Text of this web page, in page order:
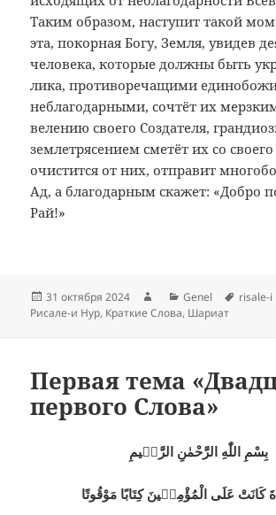
Таким образом, наступит такой
эта, покорная Богу, Земля, увидев
человека, которые должны быть
лика, противоречащими
неблагодарными, сочтёт их
велению своего Создателя,
землетрясением сметёт их со
очистится от них, отправит
Ад, а благодарным скажет: «Добро
Рай!»
Опубликовано
31 октября 2024 АвторРубрики
Genel Метки
risale-i
Рисале-и Нур, Краткие Слова, Шариат
Первая тема
первого Слова»
بِسْمِ اللّٰهِ الرَّحْمٰنِ الرَّحٖيمِ
كَانَتْ عَلَى الْمُؤْمِنٖينَ كِتَابًا مَوْقُوتًا